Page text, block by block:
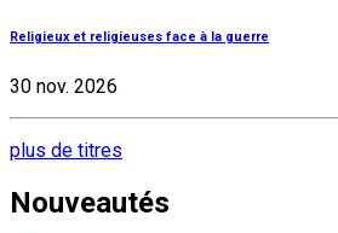
Religieux et religieuses face à la guerre
30 nov. 2026
plus de titres
Nouveautés